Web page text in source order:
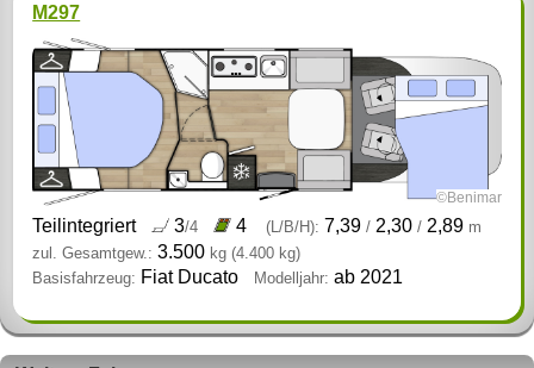
M297
©Benimar
Teilintegriert 3/4 4 (L/B/H): 7,39/ 2,30/ 2,89 m
zul. Gesamtgew.: 3.500 kg (4.400 kg)
Basisfahrzeug: Fiat Ducato Modelljahr: ab 2021